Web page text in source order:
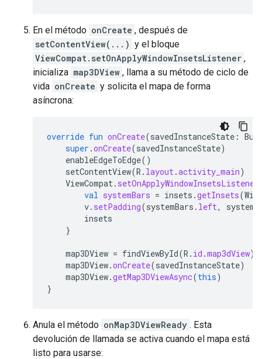
En el método onCreate , después de
setContentView(...) y el bloque
ViewCompat.setOnApplyWindowInsetsListener ,
inicializa map3DView , llama a su método de ciclo de
vida onCreate y solicita el mapa de forma
asíncrona:
override fun onCreate(savedInstanceState :
super .onCreate(savedInstanceState)
enableEdgeToEdge()
setContentView(R . layout.activity_main)
ViewCompat. setOnApplyWindowInsetsListener
val systemBars = insets .getInsets(
v. setPadding(systemBars . left,
insets
}
map3DView = findViewById(R . id .map3dView)
map3DView.onCreate(savedInstanceState)
map3DView.getMap3DViewAsync(this)
}
Anula el método onMap3DViewReady . Esta
devolución de llamada se activa cuando el mapa está
listo para usarse: